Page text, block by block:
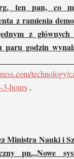
ten pan, co
z ramienia
z głównych
godzin
technology/
3-hours ,
Ministra Nauki i
pn.„Nowe